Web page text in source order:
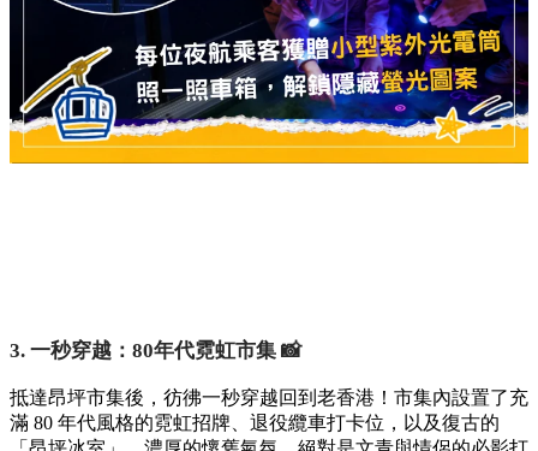
3. 一秒穿越：80年代霓虹市集 📸
抵達昂坪市集後，彷彿一秒穿越回到老香港！市集內設置了充
滿 80 年代風格的霓虹招牌、退役纜車打卡位，以及復古的